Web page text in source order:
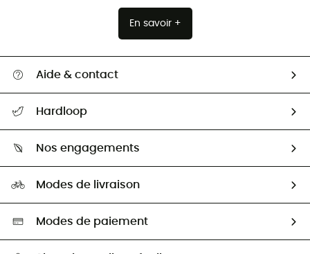
En savoir +
Aide & contact
Guide des tailles
Seconde Main
Aide & Contact
Hardloop
HardGuides
Nos engagements
Sélection éco-responsable
Modes de livraison
Modes de paiement